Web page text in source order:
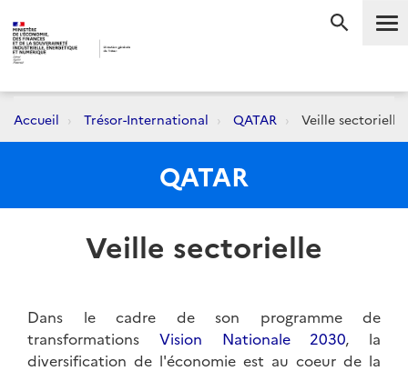
Accueil Trésor-International QATAR Veille sectorielle
QATAR
Veille sectorielle
Dans le cadre de son programme de
transformations Vision Nationale 2030, la
diversification de l'économie est au coeur de la